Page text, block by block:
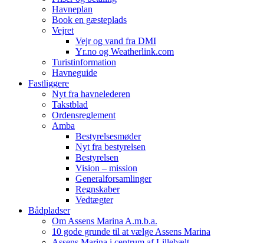
Havneplan
Book en gæsteplads
Vejret
Vejr og vand fra DMI
Yr.no og Weatherlink.com
Turistinformation
Havneguide
Fastliggere
Nyt fra havnelederen
Takstblad
Ordensreglement
Amba
Bestyrelsesmøder
Nyt fra bestyrelsen
Bestyrelsen
Vision – mission
Generalforsamlinger
Regnskaber
Vedtægter
Bådpladser
Om Assens Marina A.m.b.a.
10 gode grunde til at vælge Assens Marina